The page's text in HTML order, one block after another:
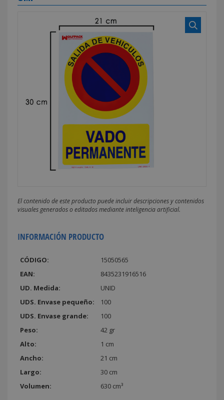
El contenido de este producto puede incluir descripciones y contenidos
visuales generados o editados mediante inteligencia artificial.
INFORMACIÓN PRODUCTO
CÓDIGO:
15050565
EAN:
8435231916516
UD. Medida:
UNID
UDS. Envase pequeño:
100
UDS. Envase grande:
100
Peso:
42 gr
Alto:
1 cm
Ancho:
21 cm
Largo:
30 cm
Volumen:
630 cm³